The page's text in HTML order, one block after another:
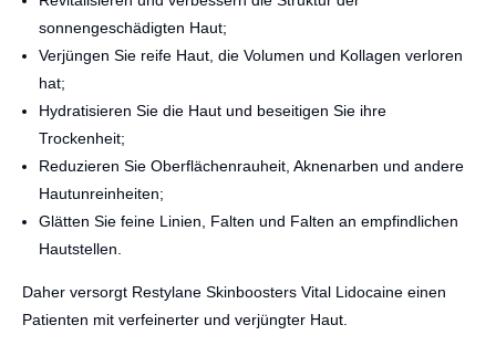
sonnengeschädigten Haut;
Verjüngen Sie reife Haut, die Volumen und Kollagen verloren
hat;
Hydratisieren Sie die Haut und beseitigen Sie ihre
Trockenheit;
Reduzieren Sie Oberflächenrauheit, Aknenarben und andere
Hautunreinheiten;
Glätten Sie feine Linien, Falten und Falten an empfindlichen
Hautstellen.
Daher versorgt Restylane Skinboosters Vital Lidocaine einen
Patienten mit verfeinerter und verjüngter Haut.